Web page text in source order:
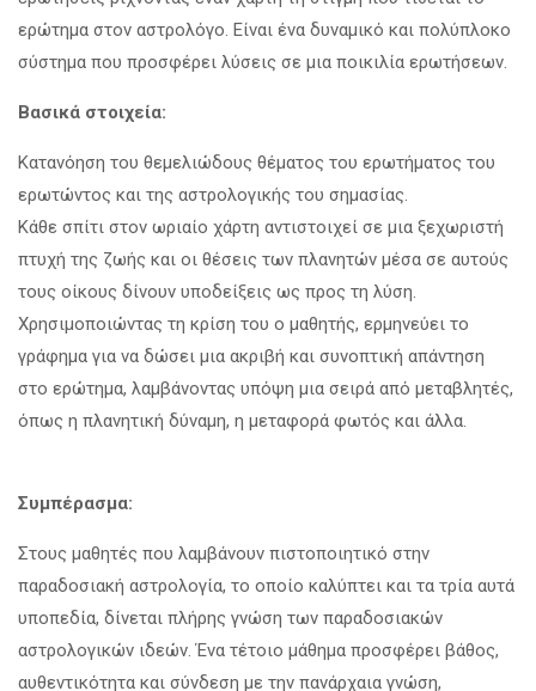
ερώτημα στον αστρολόγο. Είναι ένα δυναμικό και πολύπλοκο
σύστημα που προσφέρει λύσεις σε μια ποικιλία ερωτήσεων.
Βασικά στοιχεία:
Κατανόηση του θεμελιώδους θέματος του ερωτήματος του
ερωτώντος και της αστρολογικής του σημασίας.
Κάθε σπίτι στον ωριαίο χάρτη αντιστοιχεί σε μια ξεχωριστή
πτυχή της ζωής και οι θέσεις των πλανητών μέσα σε αυτούς
τους οίκους δίνουν υποδείξεις ως προς τη λύση.
Χρησιμοποιώντας τη κρίση του ο μαθητής, ερμηνεύει το
γράφημα για να δώσει μια ακριβή και συνοπτική απάντηση
στο ερώτημα, λαμβάνοντας υπόψη μια σειρά από μεταβλητές,
όπως η πλανητική δύναμη, η μεταφορά φωτός και άλλα.
Συμπέρασμα:
Στους μαθητές που λαμβάνουν πιστοποιητικό στην
παραδοσιακή αστρολογία, το οποίο καλύπτει και τα τρία αυτά
υποπεδία, δίνεται πλήρης γνώση των παραδοσιακών
αστρολογικών ιδεών. Ένα τέτοιο μάθημα προσφέρει βάθος,
αυθεντικότητα και σύνδεση με την πανάρχαια γνώση,